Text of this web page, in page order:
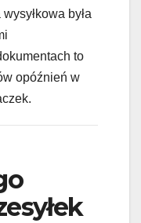
była
to
opóźnień w